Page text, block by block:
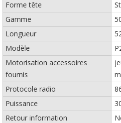
Forme tête
Gamme
Longueur
Modèle
Motorisation accessoires
fournis
Protocole radio
Puissance
Retour information